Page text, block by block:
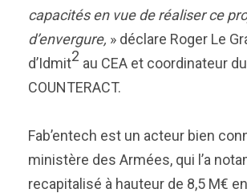
capacités en vue de réaliser ce
d’envergure, » déclare Roger Le
d’Idmit2 au CEA et coordinateur
COUNTERACT.
Fab’entech est un acteur bien
ministère des Armées, qui l’a
recapitalisé à hauteur de 8,5 M€